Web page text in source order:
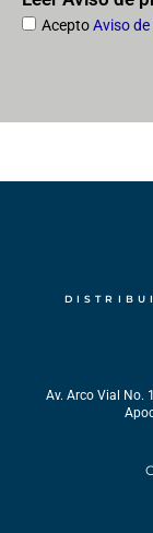
AceptoAviso
Av. Arco Vial No.